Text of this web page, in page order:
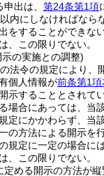
出は、 第24条第1項
内にしなければなら
をすることができな
、この限りでない。
の実施との調整)
法令の規定により、
個人情報が前条第1項
示することとされて
場合にあっては、当
定にかかわらず、当
の方法による開示を行
規定に一定の場合に
、この限りでない。
める開示の方法が縦